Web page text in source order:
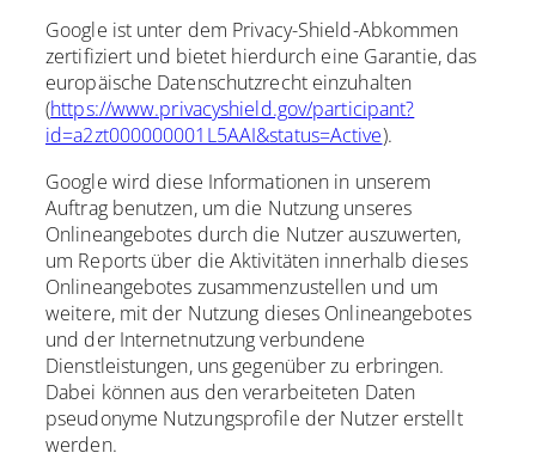
Google ist unter dem Privacy-Shield-Abkommen
zertifiziert und bietet hierdurch eine Garantie, das
europäische Datenschutzrecht einzuhalten
(https://www.privacyshield.gov/participant?
id=a2zt000000001L5AAI&status=Active).
Google wird diese Informationen in unserem
Auftrag benutzen, um die Nutzung unseres
Onlineangebotes durch die Nutzer auszuwerten,
um Reports über die Aktivitäten innerhalb dieses
Onlineangebotes zusammenzustellen und um
weitere, mit der Nutzung dieses Onlineangebotes
und der Internetnutzung verbundene
Dienstleistungen, uns gegenüber zu erbringen.
Dabei können aus den verarbeiteten Daten
pseudonyme Nutzungsprofile der Nutzer erstellt
werden.